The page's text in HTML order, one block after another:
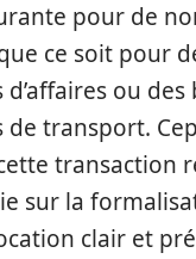
pour de
ce soit pour
d’affaires ou des
transport.
transaction
sur la
clair et